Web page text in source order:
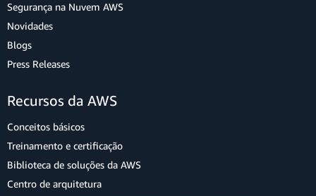
Segurança na Nuvem AWS
Novidades
Blogs
Press Releases
Recursos da AWS
Conceitos básicos
Treinamento e certificação
Biblioteca de soluções da AWS
Centro de arquitetura